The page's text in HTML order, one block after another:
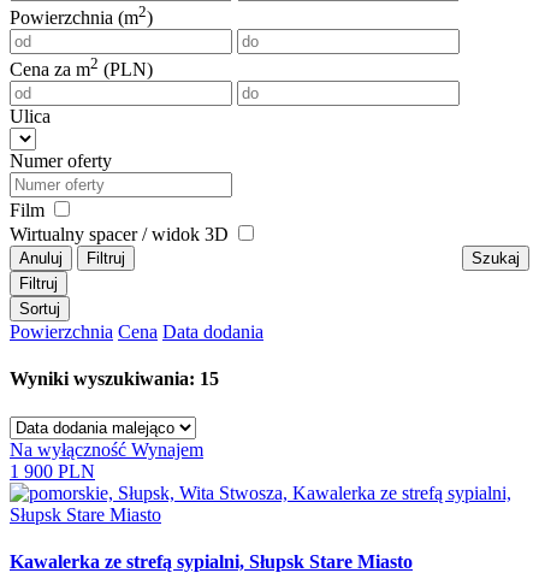
Powierzchnia (m2)
Cena za m2 (PLN)
Ulica
Numer oferty
Film
Wirtualny spacer / widok 3D
Szukaj
Anuluj
Filtruj
Filtruj
Sortuj
Powierzchnia Cena Data dodania
Wyniki wyszukiwania: 15
Na wyłączność Wynajem
1 900 PLN
Kawalerka ze strefą sypialni, Słupsk Stare Miasto